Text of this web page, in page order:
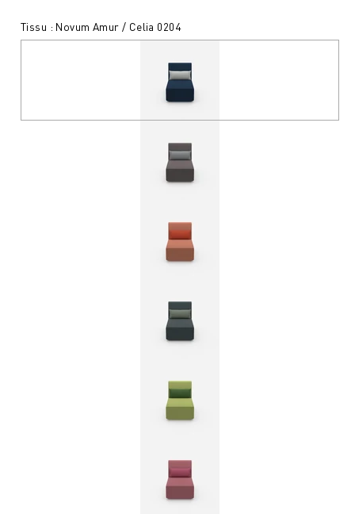
Tissu : Novum Amur / Celia 0204